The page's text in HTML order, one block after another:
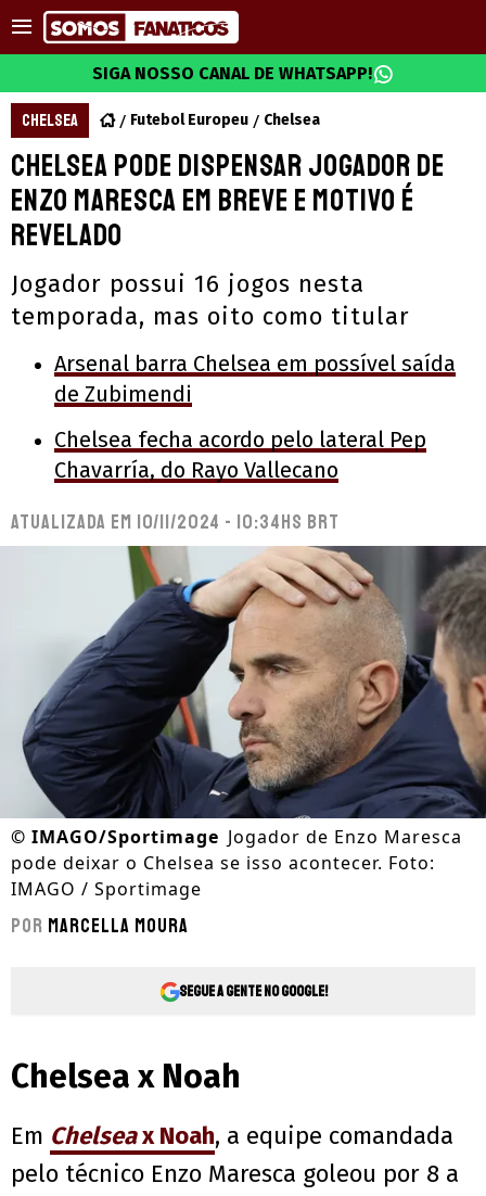
SIGA NOSSO CANAL DE WHATSAPP!
CHELSEA Futebol Europeu Chelsea
Chelsea pode dispensar jogador de
Enzo Maresca em breve e motivo é
revelado
Jogador possui 16 jogos nesta
temporada, mas oito como titular
Arsenal barra Chelsea em possível saída
de Zubimendi
Chelsea fecha acordo pelo lateral Pep
Chavarría, do Rayo Vallecano
Atualizada em 10/11/2024 - 10:34hs BRT
© IMAGO/Sportimage Jogador de Enzo Maresca
pode deixar o Chelsea se isso acontecer. Foto:
IMAGO / Sportimage
Por Marcella Moura
Segue a gente no Google!
Chelsea x Noah
Em Chelseax Noah, a equipe comandada
pelo técnico Enzo Maresca goleou por 8 a